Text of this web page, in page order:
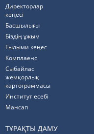
Директорлар
кеңесі
Басшылығы
Біздің ұжым
Ғылыми кеңес
Комплаенс
Cыбайлас
жемқорлық
картограммасы
Институт есебі
Мансап
ТҰРАҚТЫ ДАМУ